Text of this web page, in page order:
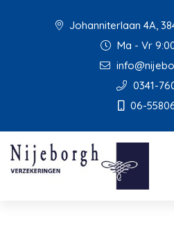
Johanniterlaan 4A,
Ma - Vr
0341-
06-